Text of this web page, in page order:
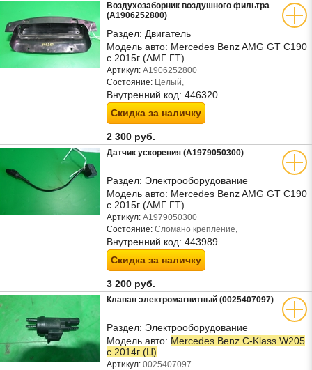
Воздухозаборник воздушного фильтра
(A1906252800)
Раздел: Двигатель
Модель авто: Mercedes Benz AMG GT C190
с 2015г (АМГ ГТ)
Артикул: A1906252800
Состояние: Целый,
Внутренний код: 446320
Скидка за наличку
2 300 руб.
Датчик ускорения (A1979050300)
Раздел: Электрооборудование
Модель авто: Mercedes Benz AMG GT C190
с 2015г (АМГ ГТ)
Артикул: A1979050300
Состояние: Сломано крепление,
Внутренний код: 443989
Скидка за наличку
3 200 руб.
Клапан электромагнитный (0025407097)
Раздел: Электрооборудование
Модель авто: Mercedes Benz C-Klass W205
с 2014г (Ц)
Артикул: 0025407097